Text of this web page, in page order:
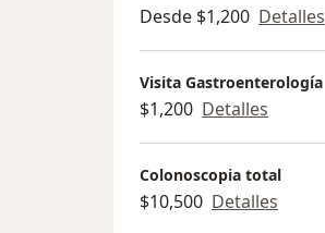
Desde $1,200 Detalles
Visita Gastroenterología
$1,200 Detalles
Colonoscopia total
$10,500 Detalles